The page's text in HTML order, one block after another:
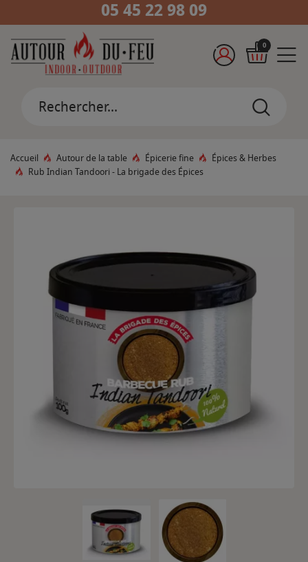
05 45 22 98 09
0
Accueil Autour de la table Épicerie fine
Épices & Herbes
Rub Indian Tandoori - La brigade des Épices